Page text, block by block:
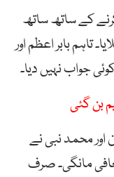
کرنے کے ساتھ ساتھ
تاہم بابر اعظم اور
جواب نہیں دیا۔
بن گئی
اور محمد نبی نے
مانگی۔ صرف